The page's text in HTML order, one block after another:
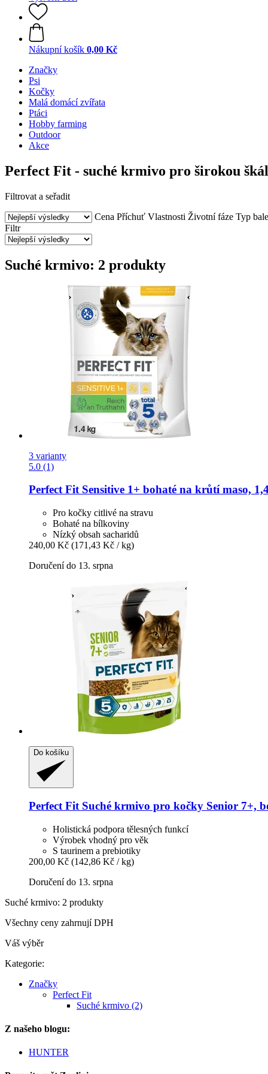
Nákupní košík 0,00 Kč
Značky
Psi
Kočky
Malá domácí zvířata
Ptáci
Hobby farming
Outdoor
Akce
Perfect Fit - suché krmivo pro širokou
Filtrovat a seřadit
Cena Příchuť Vlastnosti Životní fáze Typ
Filtr
Suché krmivo: 2 produkty
3 varianty
5.0 (1)
Perfect FitSensitive 1+ bohaté na krůtí maso,
Pro kočky citlivé na stravu
Bohaté na bílkoviny
Nízký obsah sacharidů
240,00 Kč (171,43 Kč / kg)
Doručení do 13. srpna
Do košíku
Perfect Fit Suché krmivo pro kočky Senior 7+,
Holistická podpora tělesných funkcí
Výrobek vhodný pro věk
S taurinem a prebiotiky
200,00 Kč (142,86 Kč / kg)
Doručení do 13. srpna
Suché krmivo: 2 produkty
Všechny ceny zahrnují DPH
Váš výběr
Kategorie:
Značky
Perfect Fit
Suché krmivo (2)
Z našeho blogu:
HUNTER